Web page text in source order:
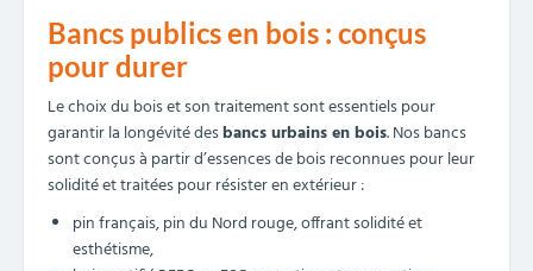
Bancs publics en bois : conçus
pour durer
Le choix du bois et son traitement sont essentiels pour
garantir la longévité desbancs urbains en bois. Nos bancs
sont conçus à partir d’essences de bois reconnues pour leur
solidité et traitées pour résister en extérieur :
pin français, pin du Nord rouge, offrant solidité et
esthétisme,